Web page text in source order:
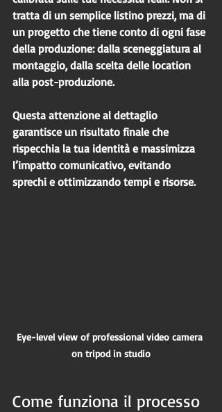
tratta di un semplice listino prezzi, ma di
un progetto che tiene conto di ogni fase
della produzione: dalla sceneggiatura al
montaggio, dalla scelta delle location
alla post-produzione.
Questa attenzione al dettaglio
garantisce un risultato finale che
rispecchia la tua identità e massimizza
l’impatto comunicativo, evitando
sprechi e ottimizzando tempi e risorse.
Eye-level view of professional video camera
on tripod in studio
Come funziona il processo